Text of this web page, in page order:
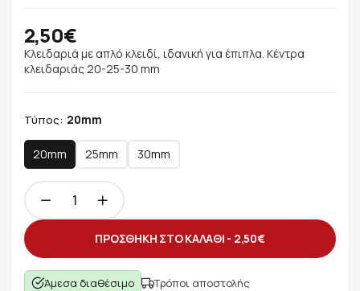
2,50€
Κλειδαριά με απλό κλειδί, ιδανική για έπιπλα. Κέντρα
κλειδαριάς 20-25-30 mm
Τύπος: 20mm
20mm 25mm 30mm
ΠΡΟΣΘΗΚΗ ΣΤΟ ΚΑΛΑΘΙ - 2,50€
Άμεσα διαθέσιμο
Τρόποι αποστολής